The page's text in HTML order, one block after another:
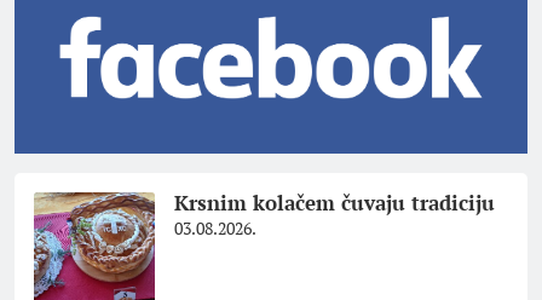
Krsnim kolačem čuvaju tradiciju
03.08.2026.